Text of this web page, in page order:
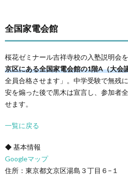
全国家電会館
桜花ゼミナール吉祥寺校の入塾説明会
京区にある全国家電会館の1階A（大会
全員合格させます」。中学受験で無残
安を煽った後で黒木は宣言し、参加者
せます。
一覧に戻る
◆ 基本情報
Googleマップ
住所：東京都文京区湯島３丁目６−１